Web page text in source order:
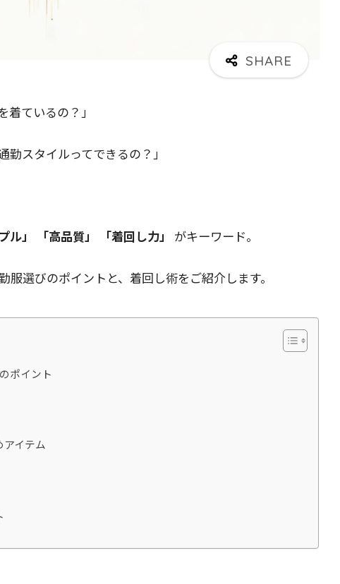
着ているの？」
勤スタイルってできるの？」
ル」 「高品質」 「着回し力」 がキーワード。
服選びのポイントと、着回し術をご紹介します。
ポイント
イテム